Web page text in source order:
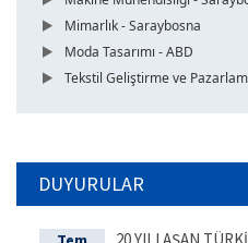
Mimarlık - Saraybosna
Moda Tasarımı - ABD
Tekstil Geliştirme ve
DUYURULAR